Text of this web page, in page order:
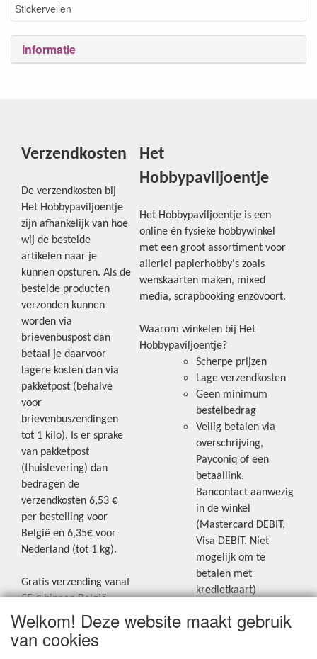
Stickervellen
Informatie
Verzendkosten
De verzendkosten bij
Het Hobbypaviljoentje
zijn afhankelijk van hoe
wij de bestelde
artikelen naar je
kunnen opsturen. Als de
bestelde producten
verzonden kunnen
worden via
brievenbuspost dan
betaal je daarvoor
lagere kosten dan via
pakketpost (behalve
voor
brievenbuszendingen
tot 1 kilo). Is er sprake
van pakketpost
(thuislevering) dan
bedragen de
verzendkosten 6,53 €
per bestelling voor
België en 6,35€ voor
Nederland (tot 1 kg).
Gratis verzending vanaf
55 € binnen België.
Gratis verzending vanaf
65 € naar Nederland.
Levering andere
Het
Hobbypaviljoentje
Het Hobbypaviljoentje is een
online én fysieke hobbywinkel
met een groot assortiment voor
allerlei papierhobby's zoals
wenskaarten maken, mixed
media, scrapbooking enzovoort.
Waarom winkelen bij Het
Hobbypaviljoentje?
Scherpe prijzen
Lage verzendkosten
Geen minimum
bestelbedrag
Veilig betalen via
overschrijving,
Payconiq of een
betaallink.
Bancontact aanwezig
in de winkel
(Mastercard DEBIT,
Visa DEBIT. Niet
mogelijk om te
betalen met
kredietkaart)
Blijf op de hoogte van de laatste
Welkom! Deze website maakt gebruik
van cookies